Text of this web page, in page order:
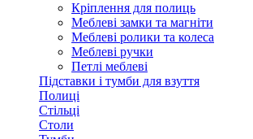
Кріплення для полиць
Меблеві замки та магніти
Меблеві ролики та колеса
Меблеві ручки
Петлі меблеві
Підставки і тумби для взуття
Полиці
Стільці
Столи